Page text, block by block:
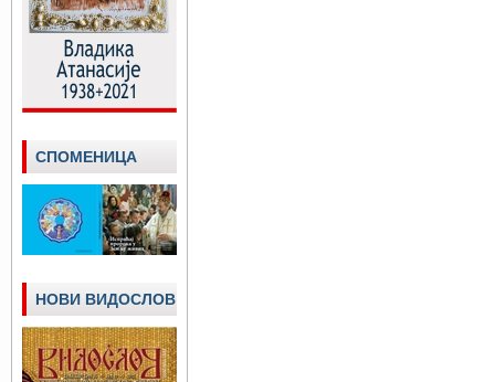
СПОМЕНИЦА
НОВИ ВИДОСЛОВ